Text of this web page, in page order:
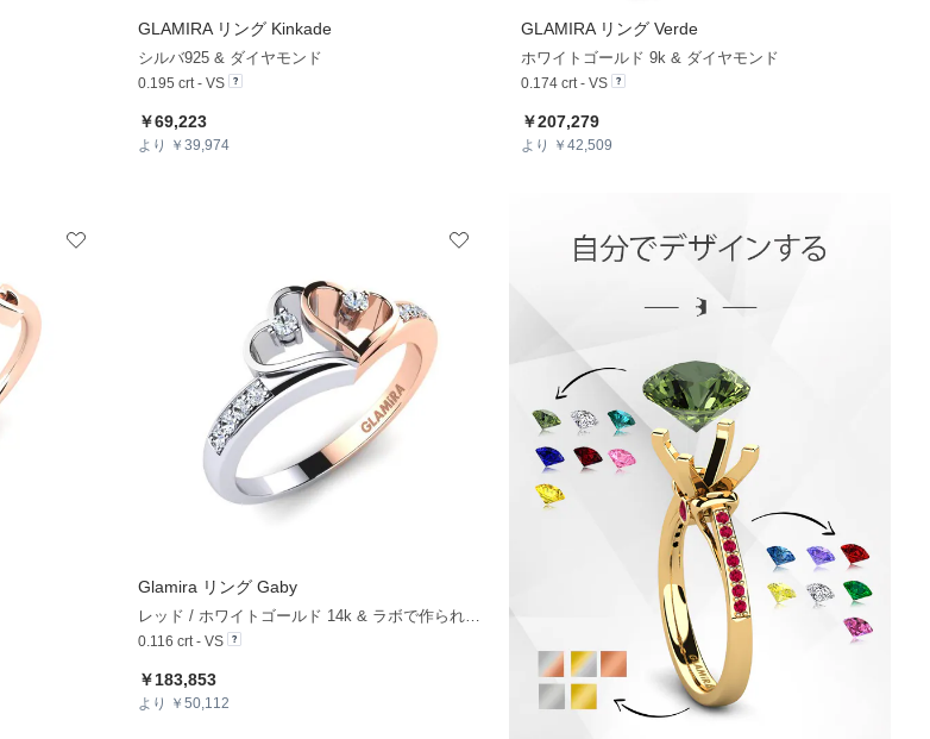
GLAMIRAリング Kinkade
シルバ925 & ダイヤモンド
0.195 crt - VS
￥69,223
より ￥39,974
GLAMIRAリング Verde
ホワイトゴールド 9k & ダイヤモンド
0.174 crt - VS
￥207,279
より ￥42,509
Glamira リング Gaby
レッド / ホワイトゴールド 14k & ラボで作られたダイヤモンド
0.116 crt - VS
￥183,853
より ￥50,112